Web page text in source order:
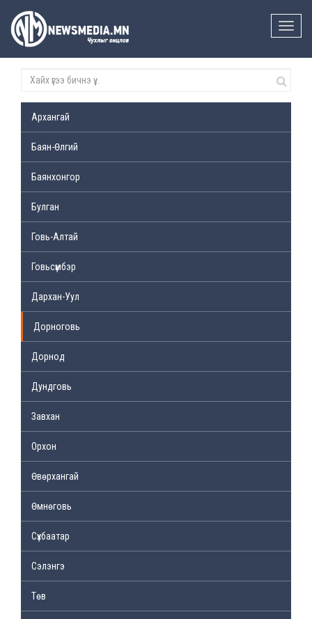
Toggle
Архангай
Баян-Өлгий
Баянхонгор
Булган
Говь-Алтай
Говьсүмбэр
Дархан-Уул
Дорноговь
Дорнод
Дундговь
Завхан
Орхон
Өвөрхангай
Өмнөговь
Сүхбаатар
Сэлэнгэ
Төв